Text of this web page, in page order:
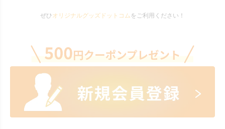
ぜひオリジナルグッズドットコム をご利用ください！